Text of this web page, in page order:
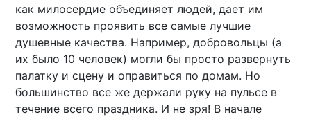
как милосердие объединяет людей, дает им
возможность проявить все самые лучшие
душевные качества. Например, добровольцы (а
их было 10 человек) могли бы просто развернуть
палатку и сцену и оправиться по домам. Но
большинство все же держали руку на пульсе в
течение всего праздника. И не зря! В начале